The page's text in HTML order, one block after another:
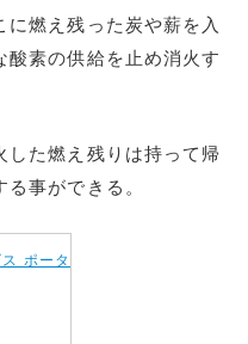
燃え残った炭や薪を入
素の供給を止め消火す
した燃え残りは持って帰
事ができる。
ポータブル火消し壷